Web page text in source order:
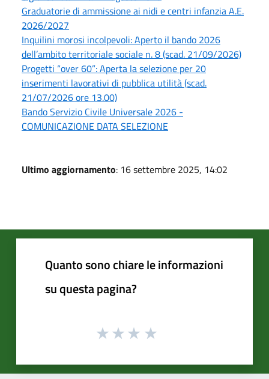
Graduatorie di ammissione ai nidi e centri infanzia A.E.
2026/2027
Inquilini morosi incolpevoli: Aperto il bando 2026
dell’ambito territoriale sociale n. 8 (scad. 21/09/2026)
Progetti “over 60”: Aperta la selezione per 20
inserimenti lavorativi di pubblica utilità (scad.
21/07/2026 ore 13.00)
Bando Servizio Civile Universale 2026 -
COMUNICAZIONE DATA SELEZIONE
Ultimo aggiornamento: 16 settembre 2025, 14:02
Quanto sono chiare le informazioni
su questa pagina?